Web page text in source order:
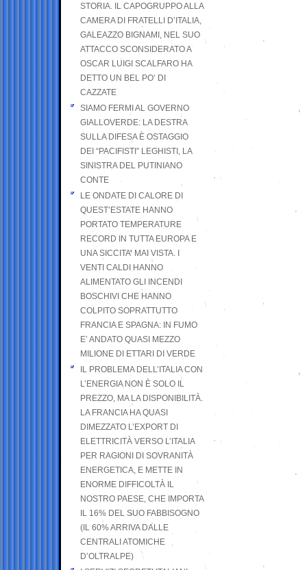
STORIA. IL CAPOGRUPPO ALLA
CAMERA DI FRATELLI D’ITALIA,
GALEAZZO BIGNAMI, NEL SUO
ATTACCO SCONSIDERATO A
OSCAR LUIGI SCALFARO HA
DETTO UN BEL PO’ DI
CAZZATE
SIAMO FERMI AL GOVERNO
GIALLOVERDE: LA DESTRA
SULLA DIFESA È OSTAGGIO
DEI “PACIFISTI” LEGHISTI, LA
SINISTRA DEL PUTINIANO
CONTE
LE ONDATE DI CALORE DI
QUEST’ESTATE HANNO
PORTATO TEMPERATURE
RECORD IN TUTTA EUROPA E
UNA SICCITA’ MAI VISTA. I
VENTI CALDI HANNO
ALIMENTATO GLI INCENDI
BOSCHIVI CHE HANNO
COLPITO SOPRATTUTTO
FRANCIA E SPAGNA: IN FUMO
E’ ANDATO QUASI MEZZO
MILIONE DI ETTARI DI VERDE
IL PROBLEMA DELL’ITALIA CON
L’ENERGIA NON È SOLO IL
PREZZO, MA LA DISPONIBILITÀ.
LA FRANCIA HA QUASI
DIMEZZATO L’EXPORT DI
ELETTRICITÀ VERSO L’ITALIA
PER RAGIONI DI SOVRANITÀ
ENERGETICA, E METTE IN
ENORME DIFFICOLTÀ IL
NOSTRO PAESE, CHE IMPORTA
IL 16% DEL SUO FABBISOGNO
(IL 60% ARRIVA DALLE
CENTRALI ATOMICHE
D’OLTRALPE)